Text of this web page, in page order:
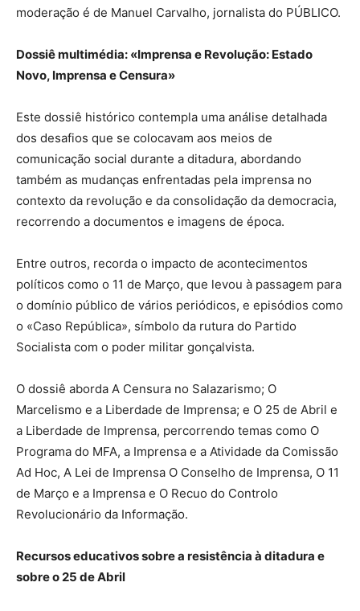
moderação é de Manuel Carvalho, jornalista do PÚBLICO.
Dossiê multimédia: «Imprensa e Revolução: Estado
Novo, Imprensa e Censura»
Este dossiê histórico contempla uma análise detalhada
dos desafios que se colocavam aos meios de
comunicação social durante a ditadura, abordando
também as mudanças enfrentadas pela imprensa no
contexto da revolução e da consolidação da democracia,
recorrendo a documentos e imagens de época.
Entre outros, recorda o impacto de acontecimentos
políticos como o 11 de Março, que levou à passagem para
o domínio público de vários periódicos, e episódios como
o «Caso República», símbolo da rutura do Partido
Socialista com o poder militar gonçalvista.
O dossiê aborda A Censura no Salazarismo; O
Marcelismo e a Liberdade de Imprensa; e O 25 de Abril e
a Liberdade de Imprensa, percorrendo temas como O
Programa do MFA, a Imprensa e a Atividade da Comissão
Ad Hoc, A Lei de Imprensa O Conselho de Imprensa, O 11
de Março e a Imprensa e O Recuo do Controlo
Revolucionário da Informação.
Recursos educativos sobre a resistência à ditadura e
sobre o 25 de Abril